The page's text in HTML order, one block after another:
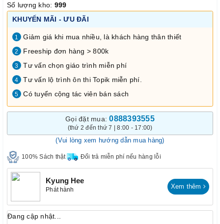
Số lượng kho: 999
KHUYẾN MÃI - ƯU ĐÃI
1 Giảm giá khi mua nhiều, là khách hàng thân thiết
2 Freeship đơn hàng > 800k
3 Tư vấn chọn giáo trình miễn phí
4 Tư vấn lộ trình ôn thi Topik miễn phí.
5 Có tuyển cộng tác viên bán sách
Gọi đặt mua:0888393555
(thứ 2 đến thứ 7 | 8:00 - 17:00)
(Vui lòng xem hướng dẫn mua hàng)
100% Sách thật Đổi trả miễn phí nếu hàng lỗi
Kyung Hee
Phát hành Xem thêm
Đang cập nhật...